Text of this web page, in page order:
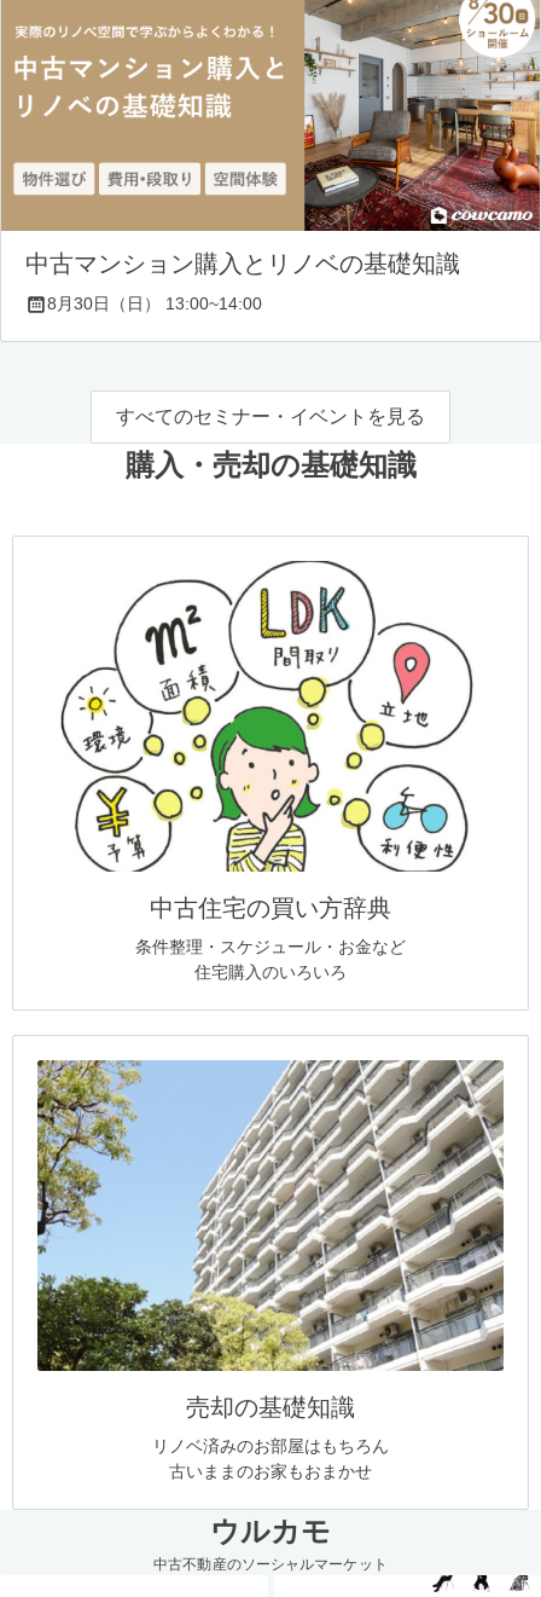
中古マンション購入とリノベの基礎知識
8月30日（日） 13:00~14:00
すべてのセミナー・イベントを見る
購入・売却の基礎知識
中古住宅の買い方辞典
条件整理・スケジュール・お金など
住宅購入のいろいろ
売却の基礎知識
リノベ済みのお部屋はもちろん
古いままのお家もおまかせ
ウルカモ
中古不動産のソーシャルマーケット